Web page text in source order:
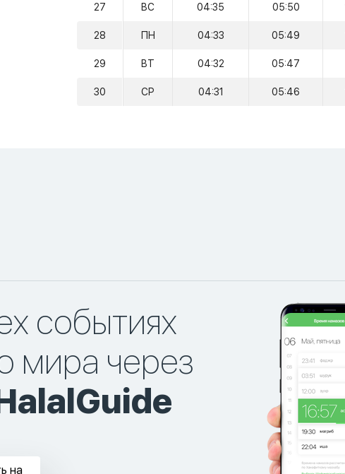
27 ВС 04:35 05:50
28 ПН 04:33 05:49
29 ВТ 04:32 05:47
30 СР 04:31 05:46
событиях
мира через
на